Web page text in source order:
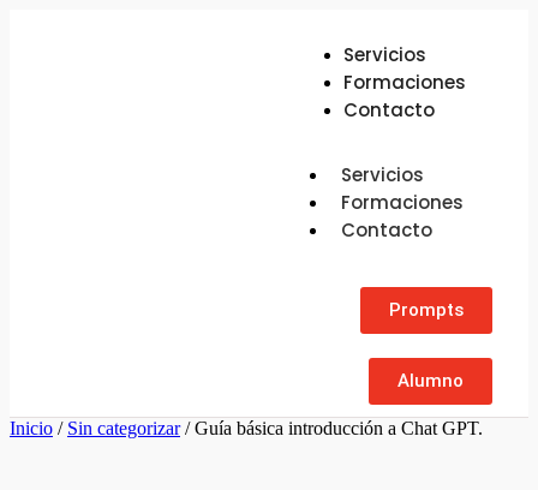
Servicios
Formaciones
Contacto
Servicios
Formaciones
Contacto
Prompts
Alumno
Inicio / Sin categorizar/ Guía básica introducción a Chat GPT.